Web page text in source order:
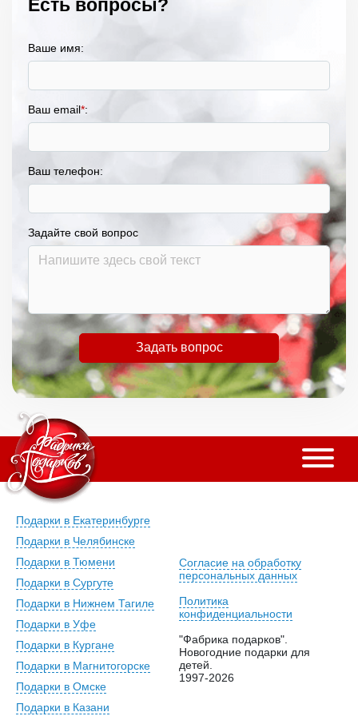
Есть вопросы?
Ваше имя:
Ваш email*:
Ваш телефон:
Задайте свой вопрос
Задать вопрос
Подарки в Екатеринбурге
Подарки в Челябинске
Подарки в Тюмени
Подарки в Сургуте
Подарки в Нижнем Тагиле
Подарки в Уфе
Подарки в Кургане
Подарки в Магнитогорске
Подарки в Омске
Подарки в Казани
Согласие на обработку
персональных данных
Политика
конфиденциальности
"Фабрика подарков".
Новогодние подарки для
детей.
1997-2026